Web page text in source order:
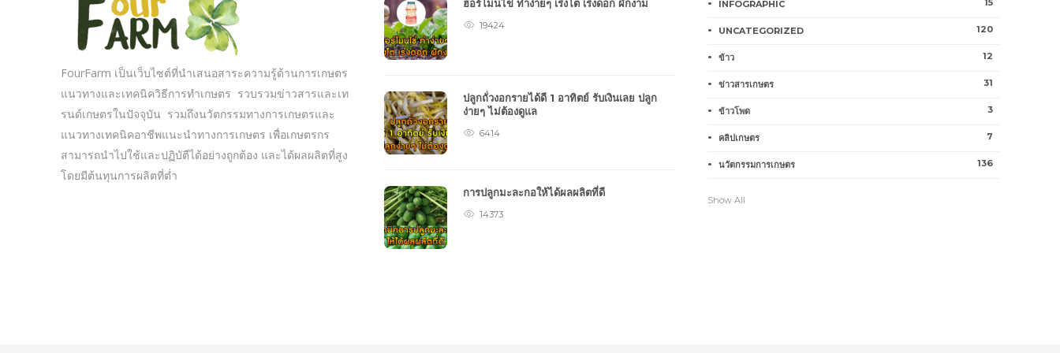
FourFarm เป็นเว็บไซต์ที่นำเสนอสาระความรู้ด้านการเกษตร
แนวทางและเทคนิควิธีการทำเกษตร รวบรวมข่าวสารและเท
รนด์เกษตรในปัจจุบัน รวมถึงนวัตกรรมทางการเกษตรและ
แนวทางเทคนิคอาชีพแนะนำทางการเกษตร เพื่อเกษตรกร
สามารถนำไปใช้และปฏิบัตืได้อย่างถูกต้อง และได้ผลผลิตที่สูง
โดยมีต้นทุนการผลิตที่ต่ำ
ฮอร์โมนไข่ ทำง่ายๆ เร่งโต เร่งดอก ผักงาม
19424
ปลูกถั่วงอกรายได้ดี 1 อาทิตย์ รับเงินเลย ปลูก
ง่ายๆ ไม่ต้องดูแล
6414
การปลูกมะละกอให้ได้ผลผลิตที่ดี
14373
INFOGRAPHIC 15
UNCATEGORIZED 120
ข้าว 12
ข่าวสารเกษตร 31
ข้าวโพด 3
คลิปเกษตร 7
นวัตกรรมการเกษตร 136
Show All